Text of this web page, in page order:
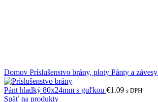
Domov Príslušenstvo brány, ploty Pánty a závesy
Pánt hladký 80x24mm s guľkou €1.09 s DPH
Späť na produkty